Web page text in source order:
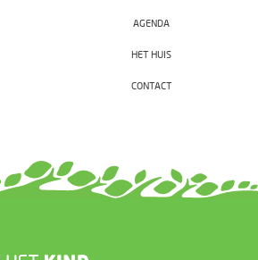
AGENDA
HET HUIS
CONTACT